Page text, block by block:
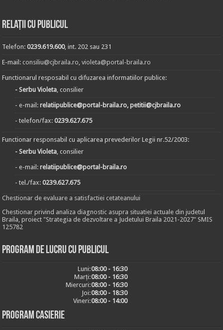
Relații cu publicul
Telefon:0239.619.600, int. 202 sau 231
E-mail:consiliu@cjbraila.ro,violeta@portal-braila.ro
Functionarul resposabil cu difuzarea informatiilor publice:
- Serbu Violeta, consilier
- e-mail:relatiipublice@portal-braila.ro, petitii@cjbraila.ro
- telefon/fax:0239.627.675
Functionar responsabil cu aplicarea prevederilor Legii nr.52/2003:
- Serbu Violeta, consilier
- e-mail:relatiipublice@portal-braila.ro
- tel./fax:0239.627.675
Chestionar de evaluare a satisfactiei cetateanului
Chestionar privind analiza diagnostic asupra situatiei actuale din judetul
Braila, proiect "Strategia de dezvoltare a Judetului Braila 2021-2027" SMIS
125782
Program de lucru cu publicul
Luni:08:00 - 16:30
Marți:08:00 - 16:30
Miercuri:08:00 - 16:30
Joi:08:00 - 18:30
Vineri:08:00 - 14:00
Program casierie